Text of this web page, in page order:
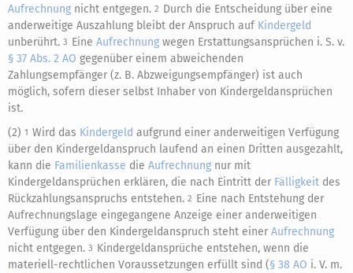
Aufrechnung nicht entgegen. 2 Durch die Entscheidung über eine
anderweitige Auszahlung bleibt der Anspruch auf Kindergeld
unberührt. 3 Eine Aufrechnung wegen Erstattungsansprüchen i. S. v.
§ 37 Abs. 2 AO gegenüber einem abweichenden
Zahlungsempfänger (z. B. Abzweigungsempfänger) ist auch
möglich, sofern dieser selbst Inhaber von Kindergeldansprüchen
ist.
(2) 1 Wird das Kindergeld aufgrund einer anderweitigen Verfügung
über den Kindergeldanspruch laufend an einen Dritten ausgezahlt,
kann die Familienkasse die Aufrechnung nur mit
Kindergeldansprüchen erklären, die nach Eintritt der Fälligkeit des
Rückzahlungsanspruchs entstehen. 2 Eine nach Entstehung der
Aufrechnungslage eingegangene Anzeige einer anderweitigen
Verfügung über den Kindergeldanspruch steht einer Aufrechnung
nicht entgegen. 3 Kindergeldansprüche entstehen, wenn die
materiell-rechtlichen Voraussetzungen erfüllt sind (§ 38 AO i. V. m.